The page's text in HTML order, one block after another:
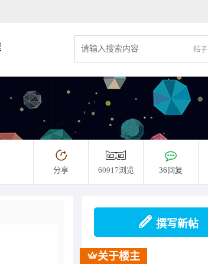
帖子
分享 60917浏览 36回复
撰写新帖
关于楼主